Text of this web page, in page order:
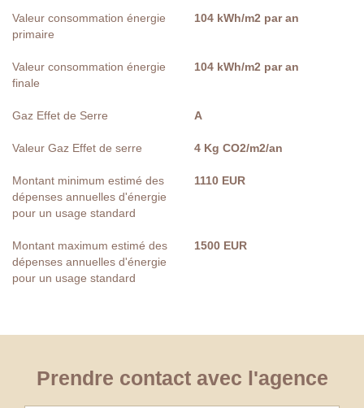
Valeur consommation énergie
primaire
104 kWh/m2 par an
Valeur consommation énergie
finale
104 kWh/m2 par an
Gaz Effet de Serre A
Valeur Gaz Effet de serre 4 Kg CO2/m2/an
Montant minimum estimé des
dépenses annuelles d'énergie
pour un usage standard
1110 EUR
Montant maximum estimé des
dépenses annuelles d'énergie
pour un usage standard
1500 EUR
Prendre contact avec l'agence